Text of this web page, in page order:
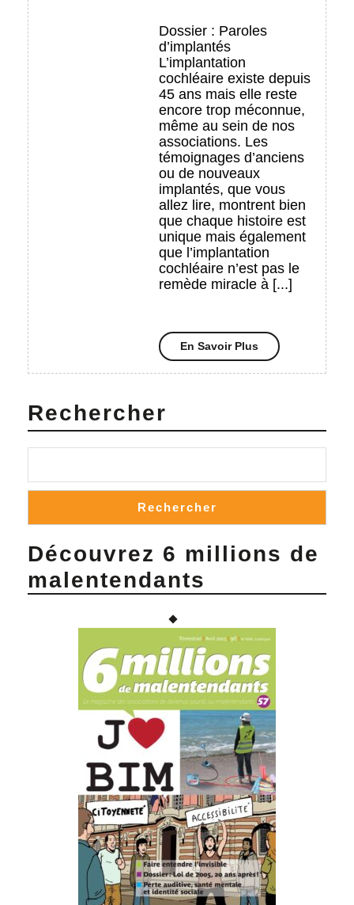
malentendants
n°44
Dossier : Paroles
d’implantés
L’implantation
cochléaire existe depuis
45 ans mais elle reste
encore trop méconnue,
même au sein de nos
associations. Les
témoignages d’anciens
ou de nouveaux
implantés, que vous
allez lire, montrent bien
que chaque histoire est
unique mais également
que l’implantation
cochléaire n’est pas le
remède miracle à [...]
En Savoir PlusEn
Savoir
Rechercher
Rechercher
Découvrez 6 millions de
malentendants